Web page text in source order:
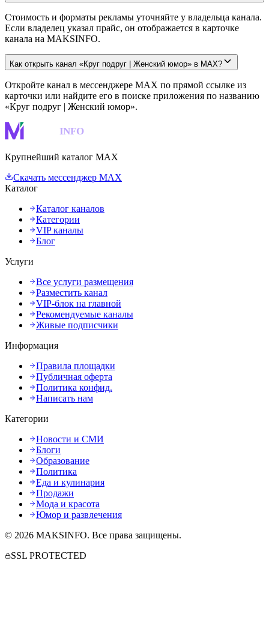
Стоимость и форматы рекламы уточняйте у владельца канала.
Если владелец указал прайс, он отображается в карточке
канала на MAKSINFO.
Как открыть канал «Круг подруг | Женский юмор» в MAX?
Откройте канал в мессенджере MAX по прямой ссылке из
карточки или найдите его в поиске приложения по названию
«Круг подруг | Женский юмор».
INFO
Крупнейший каталог MAX
Скачать мессенджер MAX
Каталог
Каталог каналов
Категории
VIP каналы
Блог
Услуги
Все услуги размещения
Разместить канал
VIP-блок на главной
Рекомендуемые каналы
Живые подписчики
Информация
Правила площадки
Публичная оферта
Политика конфид.
Написать нам
Категории
Новости и СМИ
Блоги
Образование
Политика
Еда и кулинария
Продажи
Мода и красота
Юмор и развлечения
© 2026 MAKSINFO. Все права защищены.
SSL PROTECTED